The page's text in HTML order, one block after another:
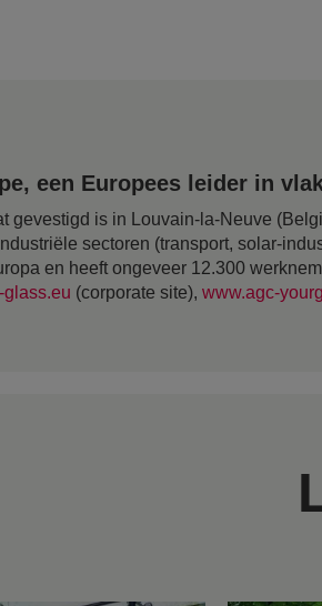
een Europees leider in
gevestigd is in Louvain-la-Neuve
sectoren (transport, solar-
en heeft ongeveer 12.300
(corporate site), www.agc-